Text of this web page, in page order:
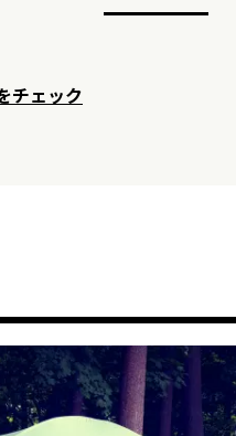
チェック